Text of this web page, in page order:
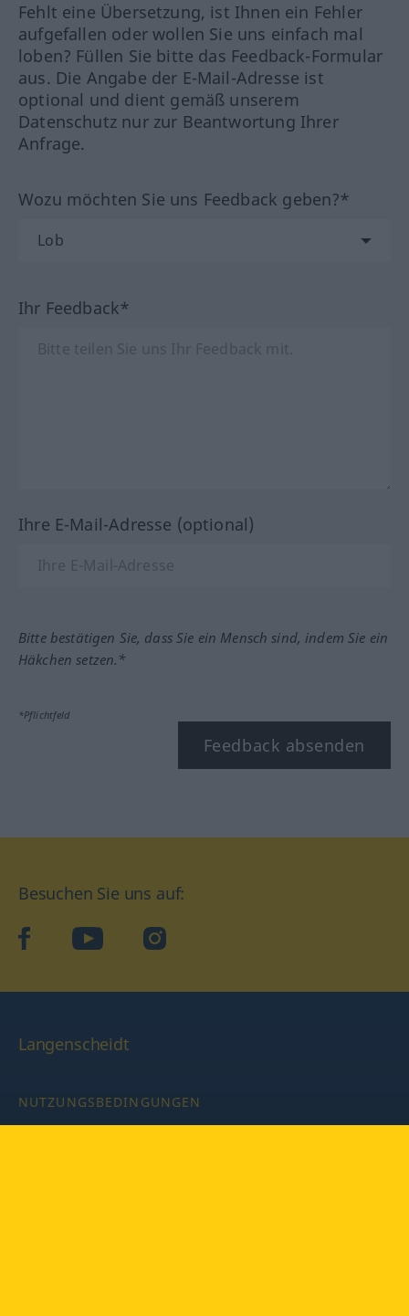
Fehlt eine Übersetzung, ist Ihnen ein Fehler
aufgefallen oder wollen Sie uns einfach mal
loben? Füllen Sie bitte das Feedback-Formular
aus. Die Angabe der E-Mail-Adresse ist
optional und dient gemäß unserem
Datenschutz nur zur Beantwortung Ihrer
Anfrage.
Wozu möchten Sie uns Feedback geben?*
Ihr Feedback*
Ihre E-Mail-Adresse (optional)
Bitte bestätigen Sie, dass Sie ein Mensch sind, indem Sie ein
Häkchen setzen.*
*Pflichtfeld
Feedback absenden
Besuchen Sie uns auf:
facebookYouTube Instagram
Langenscheidt
NUTZUNGSBEDINGUNGEN